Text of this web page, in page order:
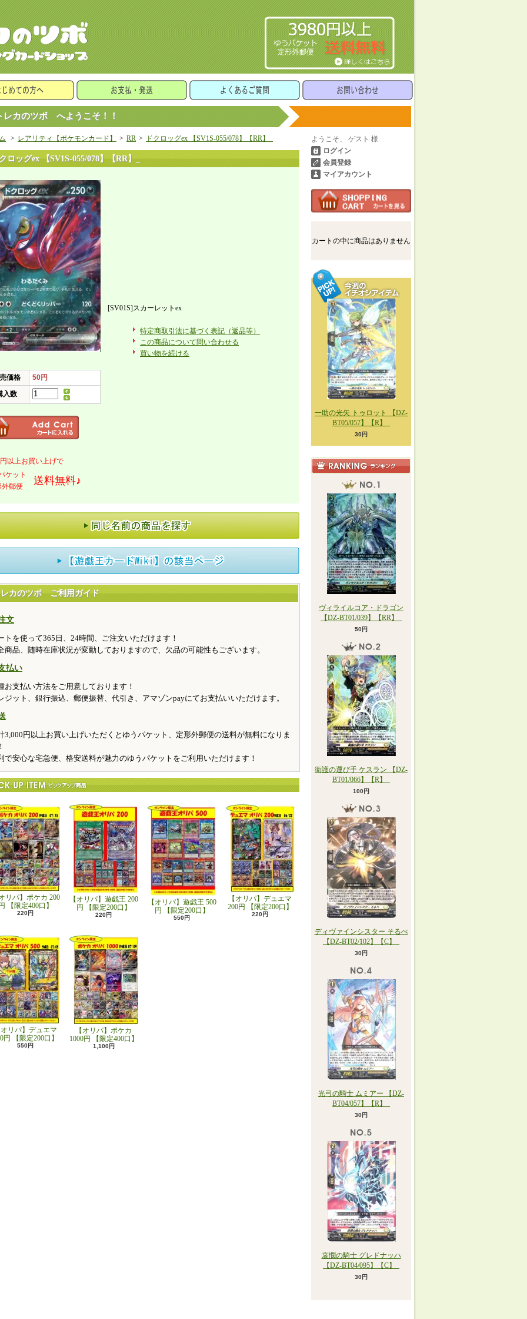
カのツボ へようこそ！！
> レアリティ【ポケモンカード】 > RR > ドクロッグex 【SV1S-055/078】【RR】_
ロッグex 【SV1S-055/078】【RR】_
価格
50円
入数
以上お買い上げで
ケット
外郵便
送料無料♪
[SV01S]スカーレットex
特定商取引法に基づく表記（返品等）
この商品について問い合わせる
買い物を続ける
カのツボ ご利用ガイド
文
トを使って365日、24時間、ご注文いただけます！
品、随時在庫状況が変動しておりますので、欠品の可能性もございます。
払い
お支払い方法をご用意しております！
ジット、銀行振込、郵便振替、代引き、アマゾンpayにてお支払いいただけます。
3,000円以上お買い上げいただくとゆうパケット、定形外郵便の送料が無料になりま
で安心な宅急便、格安送料が魅力のゆうパケットをご利用いただけます！
リパ】ポケカ 200
【限定400口】
220円
【オリパ】遊戯王 200
円 【限定200口】
220円
【オリパ】遊戯王 500
円 【限定200口】
550円
【オリパ】デュエマ
200円 【限定200口】
220円
リパ】デュエマ
円 【限定200口】
550円
【オリパ】ポケカ
1000円 【限定400口】
1,100円
ようこそ、 ゲスト 様
ログイン
会員登録
マイアカウント
カートの中に商品はありません
一助の光矢 トゥロット 【DZ-
BT05/057】【R】_
30円
ヴィライルコア・ドラゴン
【DZ-BT01/039】【RR】_
50円
衛護の運び手 ケスラン 【DZ-
BT01/066】【R】_
100円
ディヴァインシスター そるべ
【DZ-BT02/102】【C】_
30円
光弓の騎士 ムミアー 【DZ-
BT04/057】【R】_
30円
哀憫の騎士 グレドナッハ
【DZ-BT04/095】【C】_
30円